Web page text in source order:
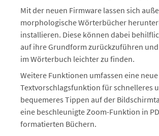
Mit der neuen Firmware lassen sich
morphologische Wörterbücher
installieren. Diese können dabei
auf ihre Grundform zurückzuführen
im Wörterbuch leichter zu finden.
Weitere Funktionen umfassen eine neue
Textvorschlagsfunktion für schnelleres
bequemeres Tippen auf der
eine beschleunigte Zoom-Funktion in
formatierten Büchern.